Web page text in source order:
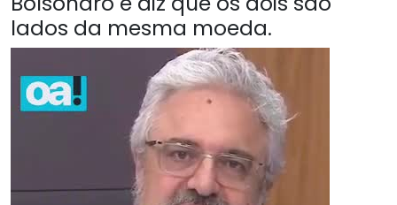
lados da mesma moeda.